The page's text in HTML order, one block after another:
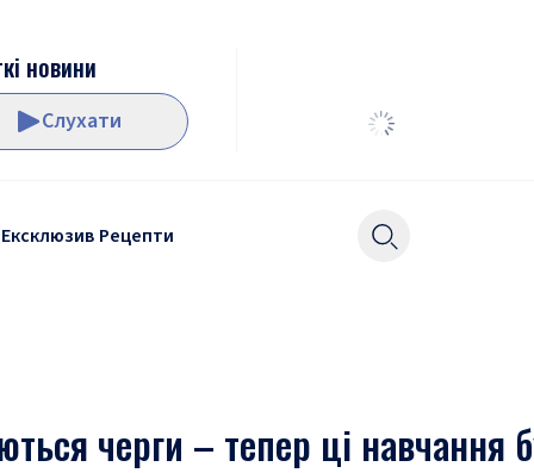
новини
Слухати
Ексклюзив Рецепти
черги – тепер ці навчання